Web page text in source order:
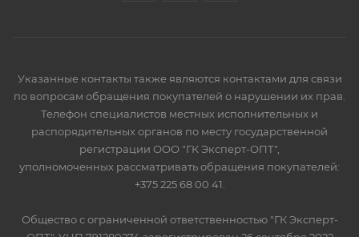
Указанные контакты также являются контактами для связи
по вопросам обращения покупателей о нарушении их прав.
Телефон специалистов местных исполнительных и
распорядительных органов по месту государственной
регистрации ООО "ГК Эксперт-ОПТ",
уполномоченных рассматривать обращения покупателей:
+375 225 68 00 41.
Общество с ограниченной ответственностью "ГК Эксперт-